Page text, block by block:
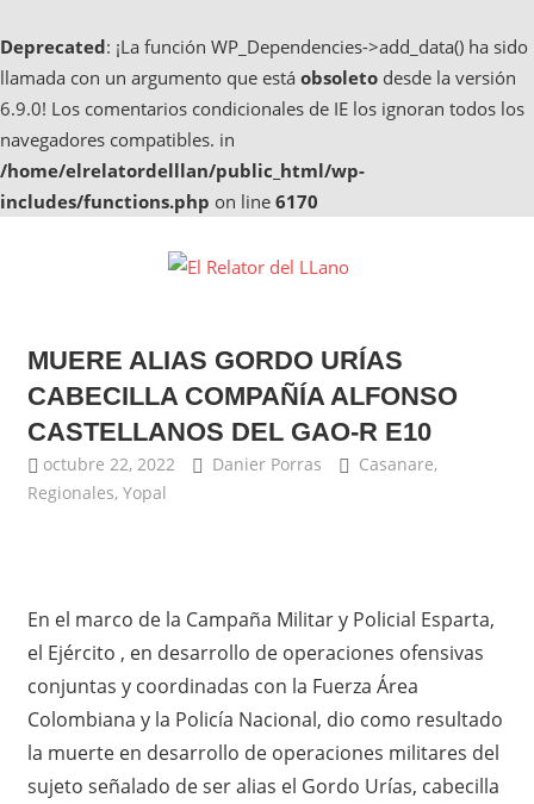
Deprecated: ¡La función WP_Dependencies->add_data() ha sido
llamada con un argumento que está obsoleto desde la versión
6.9.0! Los comentarios condicionales de IE los ignoran todos los
navegadores compatibles. in
/home/elrelatordelllan/public_html/wp-
includes/functions.php on line 6170
del
LLano
Casanare,
Noticias
de
Yopal
MUERE ALIAS GORDO URÍAS
CABECILLA COMPAÑÍA ALFONSO
CASTELLANOS DEL GAO-R E10
octubre 22, 2022 Danier Porras Casanare,
Regionales, Yopal
En el marco de la Campaña Militar y Policial Esparta,
el Ejército , en desarrollo de operaciones ofensivas
conjuntas y coordinadas con la Fuerza Área
Colombiana y la Policía Nacional, dio como resultado
la muerte en desarrollo de operaciones militares del
sujeto señalado de ser alias el Gordo Urías, cabecilla